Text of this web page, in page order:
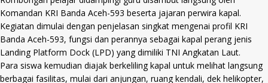
Komandan KRI Banda Aceh-593 beserta jajaran perwira kapal.
Kegiatan dimulai dengan penjelasan singkat mengenai profil KRI
Banda Aceh-593, fungsi dan perannya sebagai kapal perang jenis
Landing Platform Dock (LPD) yang dimiliki TNI Angkatan Laut.
Para siswa kemudian diajak berkeliling kapal untuk melihat langsung
berbagai fasilitas, mulai dari anjungan, ruang kendali, dek helikopter,